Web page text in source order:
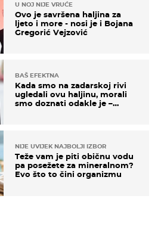
U NOJ NIJE VRUĆE
Ovo je savršena haljina za
ljeto i more - nosi je i Bojana
Gregorić Vejzović
BAŠ EFEKTNA
Kada smo na zadarskoj rivi
ugledali ovu haljinu, morali
smo doznati odakle je –
NIJE UVIJEK NAJBOLJI IZBOR
Teže vam je piti običnu vodu
pa posežete za mineralnom?
Evo što to čini organizmu